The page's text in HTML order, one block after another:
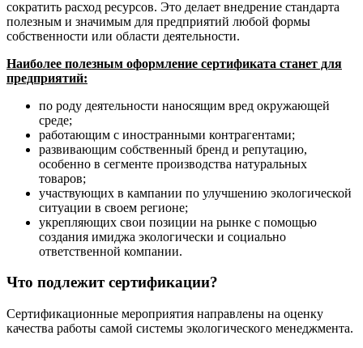
сократить расход ресурсов. Это делает внедрение стандарта
полезным и значимым для предприятий любой формы
собственности или области деятельности.
Наиболее полезным оформление сертификата станет для
предприятий:
по роду деятельности наносящим вред окружающей
среде;
работающим с иностранными контрагентами;
развивающим собственный бренд и репутацию,
особенно в сегменте производства натуральных
товаров;
участвующих в кампании по улучшению экологической
ситуации в своем регионе;
укрепляющих свои позиции на рынке с помощью
создания имиджа экологически и социально
ответственной компании.
Что подлежит сертификации?
Сертификационные мероприятия направлены на оценку
качества работы самой системы экологического менеджмента.